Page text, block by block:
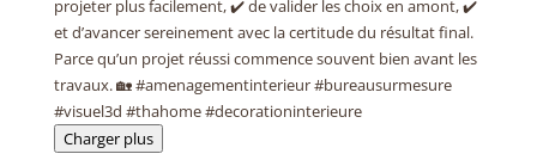
Charger plus